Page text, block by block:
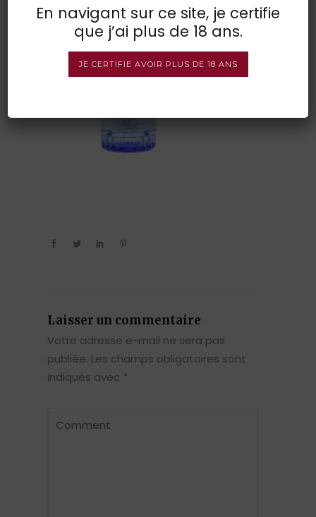
Laisser un commentaire
Votre adresse e-mail ne sera pas
publiée. Les champs obligatoires sont
indiqués avec *
En navigant sur ce site, je certifie
que j’ai plus de 18 ans.
JE CERTIFIE AVOIR PLUS DE 18 ANS